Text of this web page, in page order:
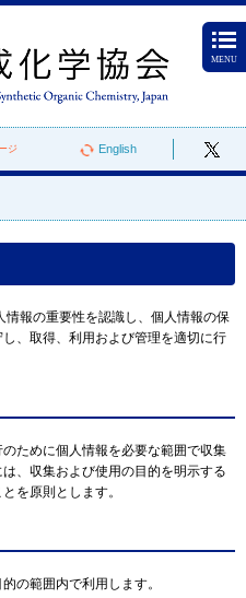
ジ English
MENU
報の重要性を認識し、個人情報の保
、取得、利用および管理を適切に行
ために個人情報を必要な範囲で収集
、収集および使用の目的を明示する
を原則とします。
の範囲内で利用します。